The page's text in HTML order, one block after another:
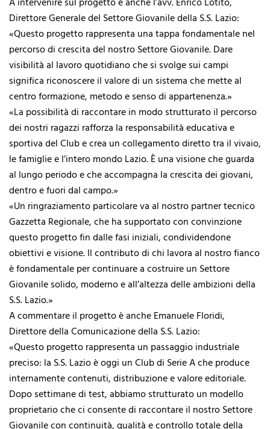
Direttore Generale del Settore Giovanile della S.S. Lazio:
«Questo progetto rappresenta una tappa fondamentale nel
percorso di crescita del nostro Settore Giovanile. Dare
visibilità al lavoro quotidiano che si svolge sui campi
significa riconoscere il valore di un sistema che mette al
centro formazione, metodo e senso di appartenenza.»
«La possibilità di raccontare in modo strutturato il percorso
dei nostri ragazzi rafforza la responsabilità educativa e
sportiva del Club e crea un collegamento diretto tra il vivaio,
le famiglie e l’intero mondo Lazio. È una visione che guarda
al lungo periodo e che accompagna la crescita dei giovani,
dentro e fuori dal campo.»
«Un ringraziamento particolare va al nostro partner tecnico
Gazzetta Regionale, che ha supportato con convinzione
questo progetto fin dalle fasi iniziali, condividendone
obiettivi e visione. Il contributo di chi lavora al nostro fianco
è fondamentale per continuare a costruire un Settore
Giovanile solido, moderno e all’altezza delle ambizioni della
S.S. Lazio.»
A commentare il progetto è anche Emanuele Floridi,
Direttore della Comunicazione della S.S. Lazio:
«Questo progetto rappresenta un passaggio industriale
preciso: la S.S. Lazio è oggi un Club di Serie A che produce
internamente contenuti, distribuzione e valore editoriale.
Dopo settimane di test, abbiamo strutturato un modello
proprietario che ci consente di raccontare il nostro Settore
Giovanile con continuità, qualità e controllo totale della